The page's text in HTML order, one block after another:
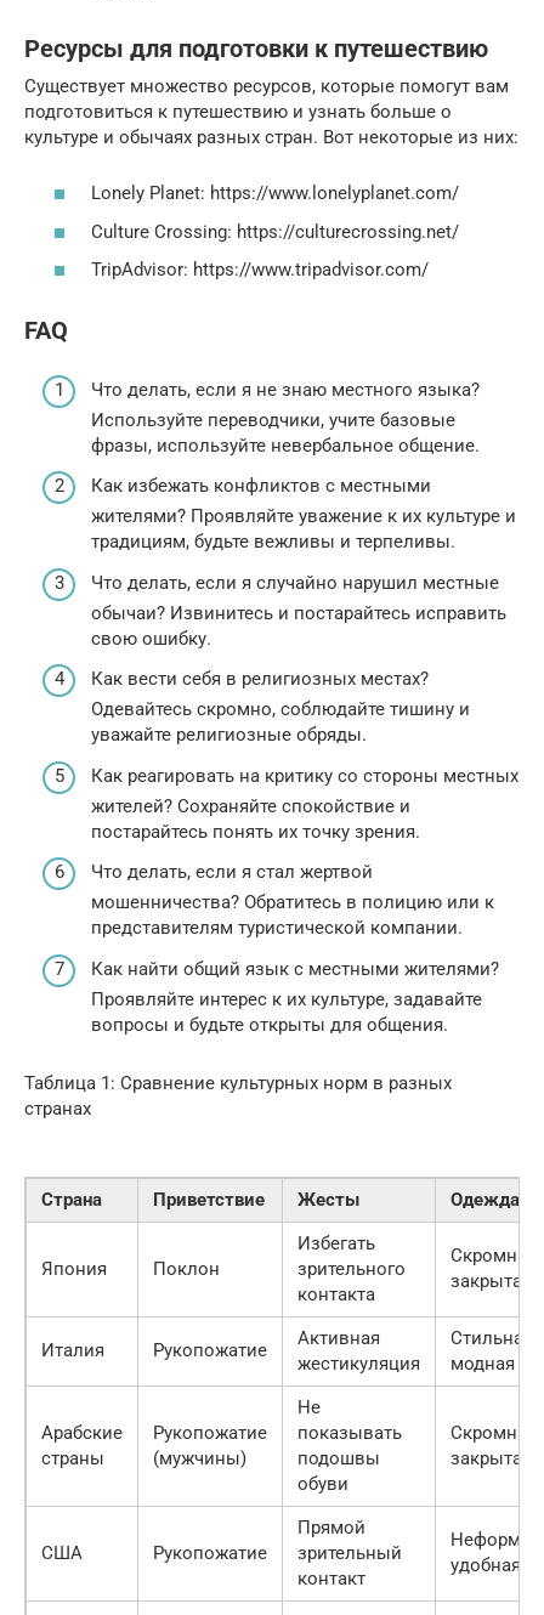
Ресурсы для подготовки к путешествию
Существует множество ресурсов, которые помогут вам
подготовиться к путешествию и узнать больше о
культуре и обычаях разных стран. Вот некоторые из них:
Lonely Planet: https://www.lonelyplanet.com/
Culture Crossing: https://culturecrossing.net/
TripAdvisor: https://www.tripadvisor.com/
FAQ
Что делать, если я не знаю местного языка?
Используйте переводчики, учите базовые
фразы, используйте невербальное общение.
Как избежать конфликтов с местными
жителями? Проявляйте уважение к их культуре и
традициям, будьте вежливы и терпеливы.
Что делать, если я случайно нарушил местные
обычаи? Извинитесь и постарайтесь исправить
свою ошибку.
Как вести себя в религиозных местах?
Одевайтесь скромно, соблюдайте тишину и
уважайте религиозные обряды.
Как реагировать на критику со стороны местных
жителей? Сохраняйте спокойствие и
постарайтесь понять их точку зрения.
Что делать, если я стал жертвой
мошенничества? Обратитесь в полицию или к
представителям туристической компании.
Как найти общий язык с местными жителями?
Проявляйте интерес к их культуре, задавайте
вопросы и будьте открыты для общения.
Таблица 1: Сравнение культурных норм в разных
странах
Страна Приветствие Жесты Одежда
Япония Поклон
Избегать
зрительного
контакта
Скромная,
закрытая
Италия Рукопожатие
Активная
жестикуляция
Стильная,
модная
Арабские
страны
Рукопожатие
(мужчины)
Не
показывать
подошвы
обуви
Скромная,
закрытая
США Рукопожатие
Прямой
зрительный
контакт
удобная